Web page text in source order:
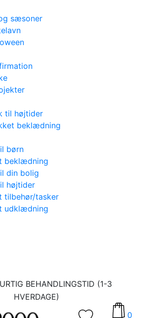
sæsoner
til højtider
beklædning
børn
beklædning
din bolig
højtider
tilbehør/tasker
udklædning
BEHANDLINGSTID (1-3
HVERDAGE)
0